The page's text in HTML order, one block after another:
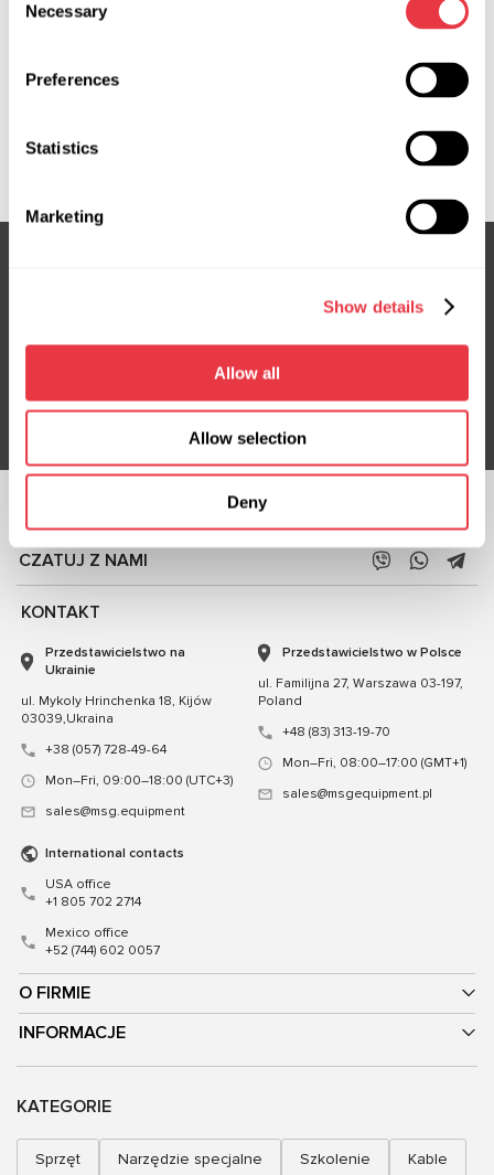
Selection
Necessary
Preferences
Statistics
Marketing
Show details
Allow all
Allow selection
Deny
34110SC030, 34110SC031, 34110SC032, 34110SC033,
3GS6501OE, 3GS6502, ATGE40281RB, ATGE40282RB,
SU101R, SU102, SU102R, SU401NLA0R, SU402NLA0R,
Nie przegap ekskluzywnych ofert i rabatów
Subskrybuj
OBSERWUJ NAS
CZATUJ Z NAMI
O FIRMIE
INFORMACJE
KONTAKT
Przedstawicielstwo na
Ukrainie
ul. Mykoly Hrinchenka 18, Kijów
03039,Ukraina
+38 (057) 728-49-64
Mon–Fri, 09:00–18:00 (UTC+3)
sales@msg.equipment
Przedstawicielstwo w Polsce
ul. Familijna 27, Warszawa 03-197,
Poland
+48 (83) 313-19-70
Mon–Fri, 08:00–17:00 (GMT+1)
sales@msgequipment.pl
International contacts
USA office
+1 805 702 2714
Mexico office
+52 (744) 602 0057
KATEGORIE
Sprzęt Narzędzie specjalne Szkolenie Kable